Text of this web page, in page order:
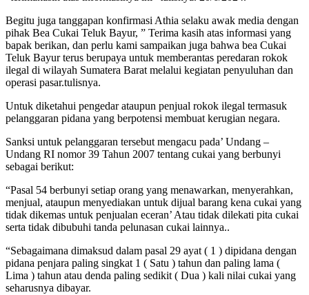
Begitu juga tanggapan konfirmasi Athia selaku awak media dengan
pihak Bea Cukai Teluk Bayur, ” Terima kasih atas informasi yang
bapak berikan, dan perlu kami sampaikan juga bahwa bea Cukai
Teluk Bayur terus berupaya untuk memberantas peredaran rokok
ilegal di wilayah Sumatera Barat melalui kegiatan penyuluhan dan
operasi pasar.tulisnya.
Untuk diketahui pengedar ataupun penjual rokok ilegal termasuk
pelanggaran pidana yang berpotensi membuat kerugian negara.
Sanksi untuk pelanggaran tersebut mengacu pada’ Undang –
Undang RI nomor 39 Tahun 2007 tentang cukai yang berbunyi
sebagai berikut:
“Pasal 54 berbunyi setiap orang yang menawarkan, menyerahkan,
menjual, ataupun menyediakan untuk dijual barang kena cukai yang
tidak dikemas untuk penjualan eceran’ Atau tidak dilekati pita cukai
serta tidak dibubuhi tanda pelunasan cukai lainnya..
“Sebagaimana dimaksud dalam pasal 29 ayat ( 1 ) dipidana dengan
pidana penjara paling singkat 1 ( Satu ) tahun dan paling lama (
Lima ) tahun atau denda paling sedikit ( Dua ) kali nilai cukai yang
seharusnya dibayar.